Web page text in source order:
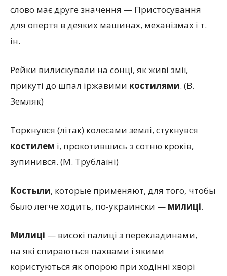
слово має друге значення — Пристосування
для опертя в деяких машинах, механізмах і т.
ін.
Рейки вилискували на сонці, як живі змії,
прикуті до шпал іржавими костилями. (В.
Земляк)
Торкнувся (літак) колесами землі, стукнувся
костилем і, прокотившись з сотню кроків,
зупинився. (М. Трублаїні)
Костыли, которые применяют, для того, чтобы
было легче ходить, по-украински — милиці.
Милиці — високі палиці з перекладинами,
на які спираються пахвами і якими
користуються як опорою при ходінні хворі